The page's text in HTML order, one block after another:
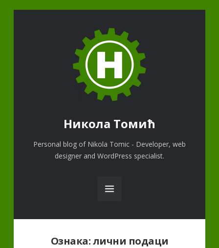
Никола Томић
Personal blog of Nikola Tomic - Developer, web
designer and WordPress specialist.
Ознака:лични подаци